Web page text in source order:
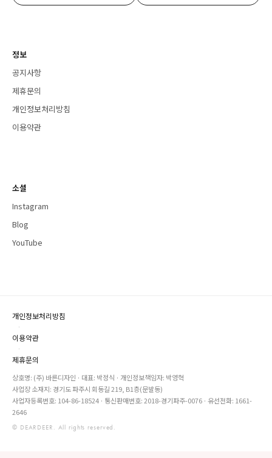
정보
공지사항
제휴문의
개인정보처리방침
이용약관
소셜
Instagram
Blog
YouTube
개인정보처리방침
·
이용약관
·
제휴문의
상호명: (주) 바른디자인 · 대표: 박정식 · 개인정보책임자: 박영혁
사업장 소재지: 경기도 파주시 회동길 219, B1층(문발동)
사업자등록번호: 104-86-18524 · 통신판매번호: 2018-경기파주-0076 · 유선전화: 1661-
2646
© DEARDEER. All rights reserved.